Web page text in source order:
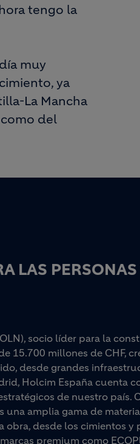
tengo la
muy
ya
La Mancha
del
LAS
socio líder para la
15.700 millones de CHF,
desde grandes
Holcim España cuenta
de nuestro país.
amplia gama de
desde los cimientos y
premium como